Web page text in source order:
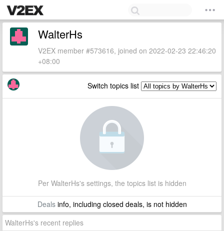
WalterHs
V2EX member #573616, joined on 2022-02-23 22:46:20
+08:00
Switch topics list
Per WalterHs's settings, the topics list is hidden
Dealsinfo, including closed deals, is not hidden
WalterHs's recent replies